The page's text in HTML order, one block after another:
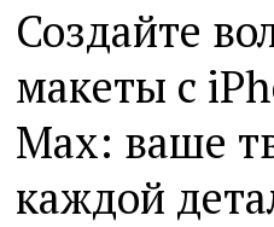
Создайте
макеты с
Max: ваше
каждой